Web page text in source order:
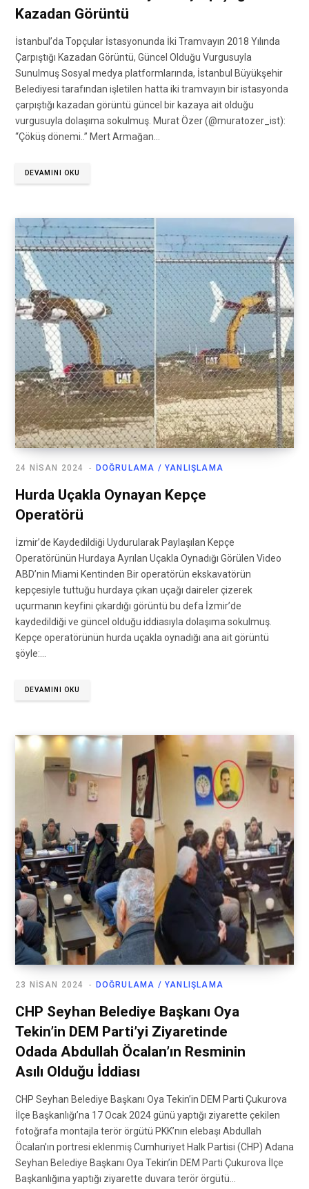
Kazadan Görüntü
İstanbul’da Topçular İstasyonunda İki Tramvayın 2018 Yılında
Çarpıştığı Kazadan Görüntü, Güncel Olduğu Vurgusuyla
Sunulmuş Sosyal medya platformlarında, İstanbul Büyükşehir
Belediyesi tarafından işletilen hatta iki tramvayın bir istasyonda
çarpıştığı kazadan görüntü güncel bir kazaya ait olduğu
vurgusuyla dolaşıma sokulmuş. Murat Özer (@muratozer_ist):
“Çöküş dönemi..” Mert Armağan…
DEVAMINI OKU
DOĞRULAMA / YANLIŞLAMA
24 NISAN 2024
Hurda Uçakla Oynayan Kepçe
Operatörü
İzmir’de Kaydedildiği Uydurularak Paylaşılan Kepçe
Operatörünün Hurdaya Ayrılan Uçakla Oynadığı Görülen Video
ABD’nin Miami Kentinden Bir operatörün ekskavatörün
kepçesiyle tuttuğu hurdaya çıkan uçağı daireler çizerek
uçurmanın keyfini çıkardığı görüntü bu defa İzmir’de
kaydedildiği ve güncel olduğu iddiasıyla dolaşıma sokulmuş.
Kepçe operatörünün hurda uçakla oynadığı ana ait görüntü
şöyle:…
DEVAMINI OKU
DOĞRULAMA / YANLIŞLAMA
23 NISAN 2024
CHP Seyhan Belediye Başkanı Oya
Tekin’in DEM Parti’yi Ziyaretinde
Odada Abdullah Öcalan’ın Resminin
Asılı Olduğu İddiası
CHP Seyhan Belediye Başkanı Oya Tekin’in DEM Parti Çukurova
İlçe Başkanlığı’na 17 Ocak 2024 günü yaptığı ziyarette çekilen
fotoğrafa montajla terör örgütü PKK’nın elebaşı Abdullah
Öcalan’ın portresi eklenmiş Cumhuriyet Halk Partisi (CHP) Adana
Seyhan Belediye Başkanı Oya Tekin’in DEM Parti Çukurova İlçe
Başkanlığına yaptığı ziyarette duvara terör örgütü…